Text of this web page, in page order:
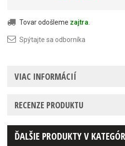
Tovar odošleme zajtra
Spýtajte sa odborníka
VIAC INFORMÁCIÍ
RECENZE PRODUKTU
ĎALŠIE PRODUKTY V